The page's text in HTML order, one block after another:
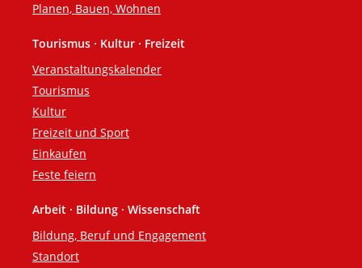
Planen, Bauen, Wohnen
Tourismus · Kultur · Freizeit
Veranstaltungskalender
Tourismus
Kultur
Freizeit und Sport
Einkaufen
Feste feiern
Arbeit · Bildung · Wissenschaft
Bildung, Beruf und Engagement
Standort